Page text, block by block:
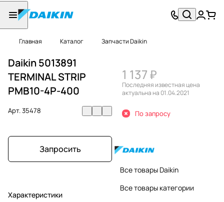
Главная Каталог Запчасти Daikin
Daikin 5013891
TERMINAL STRIP
PMB10-4P-400
Арт.35478
Запросить
Характеристики
1 137 ₽
Последняя известная цена
актуальна на 01.04.2021
По запросу
Все товары Daikin
Все товары категории